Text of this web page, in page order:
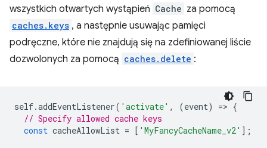
wszystkich otwartych wystąpień Cache za pomocą
caches.keys , a następnie usuwając pamięci
podręczne, które nie znajdują się na zdefiniowanej liście
dozwolonych za pomocą caches.delete :
self.addEventListener( 'activate' , (event) => {
// Specify allowed cache keys
const cacheAllowList = [ 'MyFancyCacheName_v2' ];